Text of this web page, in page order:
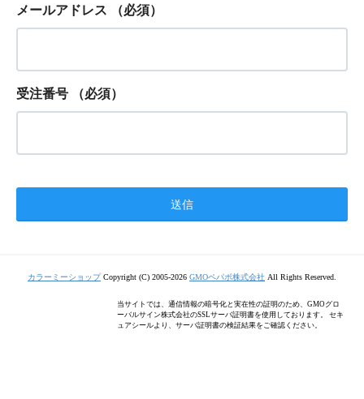
メールアドレス （必須）
受注番号 （必須）
カラーミーショップCopyright (C) 2005-2026 GMOペパボ株式会社 All Rights Reserved.
当サイトでは、通信情報の暗号化と実在性の証明のため、GMOグロ
ーバルサイン株式会社のSSLサーバ証明書を使用しております。 セキ
ュアシールより、サーバ証明書の検証結果をご確認ください。